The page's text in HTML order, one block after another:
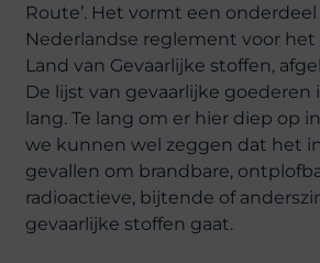
Route’. Het vormt een
Nederlandse reglement voor het
Land van Gevaarlijke stoffen,
De lijst van gevaarlijke goederen
lang. Te lang om er hier diep op
we kunnen wel zeggen dat het
gevallen om brandbare,
radioactieve, bijtende of
gevaarlijke stoffen gaat.